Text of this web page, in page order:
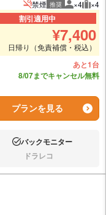
禁煙 推奨 推奨人数
×4 推
×4
割引適用中
¥7,400
日帰り（免責補償・税込）
あと1台
8/07までキャンセル無料
プランを見る
あり:バックモニター
なし:ドラレコ